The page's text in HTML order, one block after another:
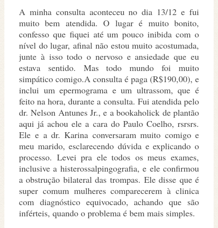
A minha consulta aconteceu no dia 13/12 e fui
muito bem atendida. O lugar é muito bonito,
confesso que fiquei até um pouco inibida com o
nível do lugar, afinal não estou muito acostumada,
junte à isso todo o nervoso e ansiedade que eu
estava sentido. Mas todo mundo foi muito
simpático comigo.A consulta é paga (R$190,00), e
inclui um epermograma e um ultrassom, que é
feito na hora, durante a consulta. Fui atendida pelo
dr. Nelson Antunes Jr., e a bookaholick de plantão
aqui já achou ele a cara do Paulo Coelho, rsrsrs.
Ele e a dr. Karina conversaram muito comigo e
meu marido, esclarecendo dúvida e explicando o
processo. Levei pra ele todos os meus exames,
inclusive a histerossalpingografia, e ele confirmou
a obstrução bilateral das trompas. Ele disse que é
super comum mulheres comparecerem à clinica
com diagnóstico equivocado, achando que são
inférteis, quando o problema é bem mais simples.